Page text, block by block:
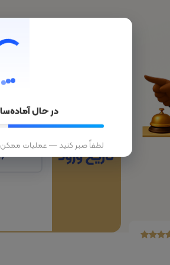
تاریخ ورود
در حال
لطفاً صبر کنید — عملیات